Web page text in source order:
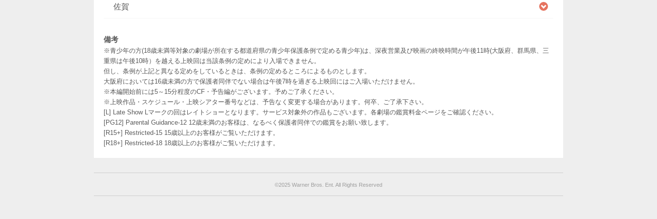
佐賀
備考
※青少年の方(18歳未満等対象の劇場が所在する都道府県の青少年保護条例で定める青少年)は、深夜営業及び映画の終映時間が午後11時(大阪府、群馬県、三
重県は午後10時）を越える上映回は当該条例の定めにより入場できません。
但し、条例が上記と異なる定めをしているときは、条例の定めるところによるものとします。
大阪府においては16歳未満の方で保護者同伴でない場合は午後7時を過ぎる上映回にはご入場いただけません。
※本編開始前には5～15分程度のCF・予告編がございます。予めご了承ください。
※上映作品・スケジュール・上映シアター番号などは、予告なく変更する場合があります。何卒、ご了承下さい。
[L] Late Show Lマークの回はレイトショーとなります。サービス対象外の作品もございます。各劇場の鑑賞料金ページをご確認ください。
[PG12] Parental Guidance-12 12歳未満のお客様は、なるべく保護者同伴での鑑賞をお願い致します。
[R15+] Restricted-15 15歳以上のお客様がご覧いただけます。
[R18+] Restricted-18 18歳以上のお客様がご覧いただけます。
©︎2025 Warner Bros. Ent. All Rights Reserved